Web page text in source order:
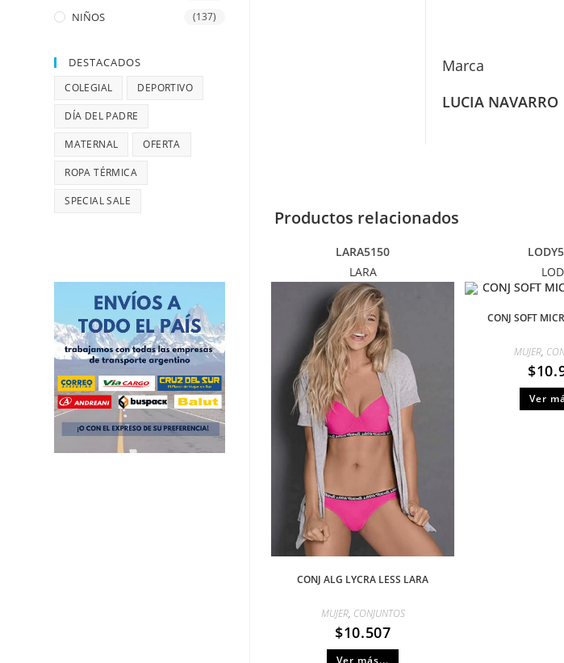
Marca
LUCIA NAVARRO
Productos relacionados
LARA5150
LARA
CONJ ALG LYCRA LESS LARA
MUJER, CONJUNTOS
$10.507
Ver más...
CONJ SOFT
MUJER,
$
Ver
NIÑOS (137)
DESTACADOS
COLEGIAL DEPORTIVO
DÍA DEL PADRE
MATERNAL OFERTA
ROPA TÉRMICA
SPECIAL SALE